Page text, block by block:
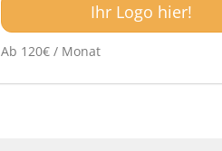
Ihr Logo hier!
Ab 120€ / Monat